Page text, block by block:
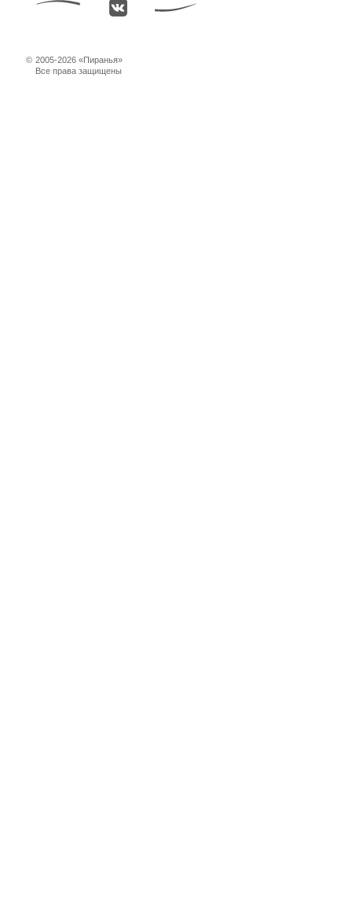
© 2005-2026 «Пиранья»
Все права защищены